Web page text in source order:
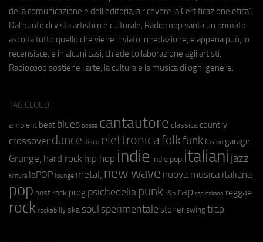
della comunicazione e dell'editoria, a ricevere la Certificazione etica".
Dal punto di vista artistico e culturale, Radiocoop vanta un primato:
ascolta tutto quello che viene inviato in redazione, e appena può, lo
recensisce, e in alcuni casi, chiede collaborazione agli artisti.
Radiocoop sostiene l'arte, la cultura e la musica di ogni genere.
TAG CLOUD
ambient beat blues bossa cantautore classica country
crossover dance disco elettronicafolkfunk fusion garage
Grunge; hard rock hip hop indie indie pop italiani jazz
kimura laPOP lounge metal; new wave nuova musica italiana
pop post rock prog psichedeliapunk r&b rap rap italiano reggae
rock rockabilly ska soul sperimentale stoner swing trap